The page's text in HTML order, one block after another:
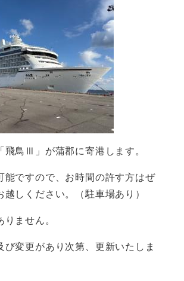
飛鳥Ⅲ」が蒲郡に寄港します。
能ですので、お時間の許す方はぜ
越しください。（駐車場あり）
ません。
変更があり次第、更新いたしま